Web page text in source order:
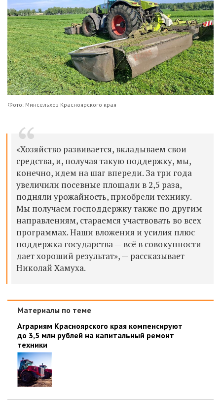
Фото: Минсельхоз Красноярского края
«Хозяйство развивается, вкладываем свои
средства, и, получая такую поддержку, мы,
конечно, идем на шаг впереди. За три года
увеличили посевные площади в 2,5 раза,
подняли урожайность, приобрели технику.
Мы получаем господдержку также по другим
направлениям, стараемся участвовать во всех
программах. Наши вложения и усилия плюс
поддержка государства — всё в совокупности
дает хороший результат», — рассказывает
Николай Хамуха.
Материалы по теме
Аграриям Красноярского края компенсируют
до 3,5 млн рублей на капитальный ремонт
техники